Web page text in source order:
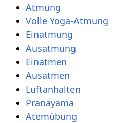
Atmung
Volle Yoga-Atmung
Einatmung
Ausatmung
Einatmen
Ausatmen
Luftanhalten
Pranayama
Atemübung